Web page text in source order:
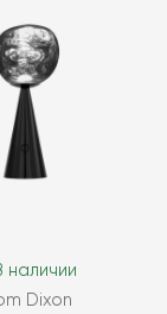
наличии
Dixon